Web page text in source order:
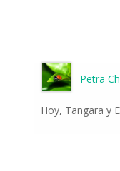
Petra
Hoy, Tangara y